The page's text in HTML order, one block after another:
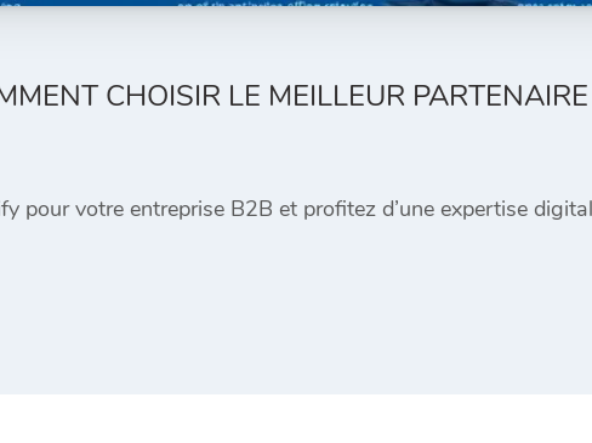
CHOISIR LE MEILLEUR PARTENAIRE
pour votre entreprise B2B et profitez d’une expertise